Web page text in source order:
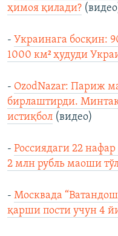
ҳимоя қилади?
- Украинага босқин:
1000 км² ҳудуди
- OzodNazar: Париж
бирлаштирди.
истиқбол (видео)
- Россиядаги 22
2 млн рубль маоши
- Москвада
қарши пости учун 4